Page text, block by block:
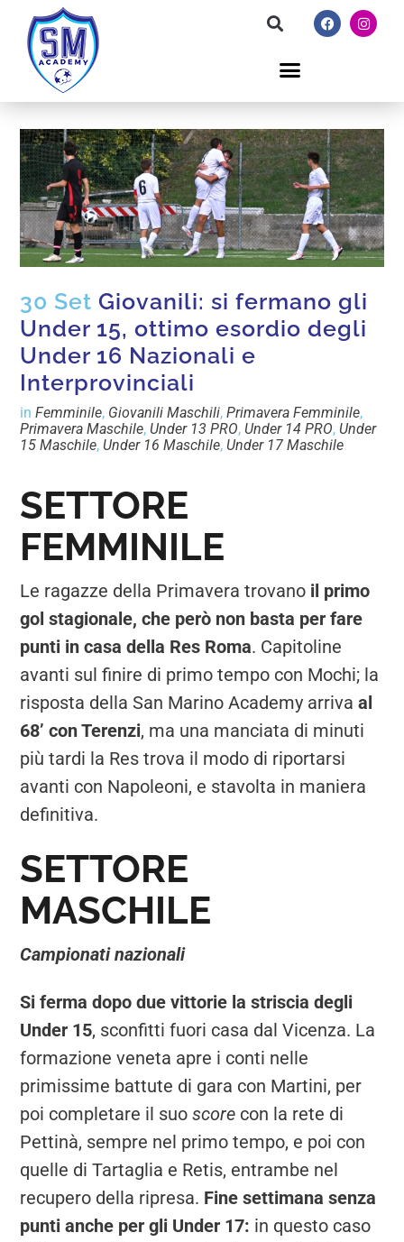
30 Set Giovanili: si fermano gli
Under 15, ottimo esordio degli
Under 16 Nazionali e
Interprovinciali
inFemminile, Giovanili Maschili,Primavera Femminile,
Primavera Maschile, Under 13 PRO, Under 14 PRO, Under
15 Maschile, Under 16 Maschile, Under 17 Maschile
SETTORE
FEMMINILE
Le ragazze della Primavera trovano il primo
gol stagionale, che però non basta per fare
punti in casa della Res Roma. Capitoline
avanti sul finire di primo tempo con Mochi; la
risposta della San Marino Academy arrivaal
68’ con Terenzi, ma una manciata di minuti
più tardi la Res trova il modo di riportarsi
avanti con Napoleoni, e stavolta in maniera
definitiva.
SETTORE
MASCHILE
Campionati nazionali
Si ferma dopo due vittorie la striscia degli
Under 15, sconfitti fuori casa dal Vicenza. La
formazione veneta apre i conti nelle
primissime battute di gara con Martini, per
poi completare il suoscore con la rete di
Pettinà, sempre nel primo tempo, e poi con
quelle di Tartaglia e Retis, entrambe nel
recupero della ripresa. Fine settimana senza
punti anche per gli Under 17: in questo caso